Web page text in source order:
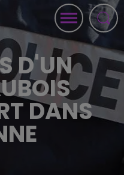
D'UN
DANS